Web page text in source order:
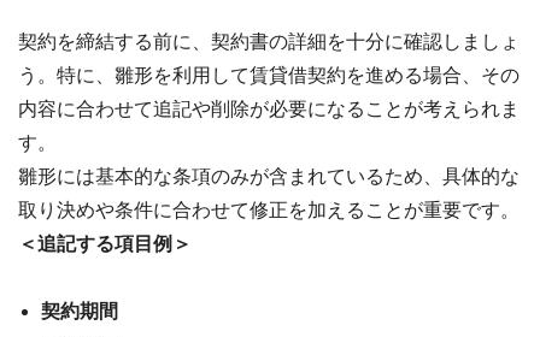
契約を締結する前に、契約書の詳細を十分に確認しましょ
う。特に、雛形を利用して賃貸借契約を進める場合、その
内容に合わせて追記や削除が必要になることが考えられま
す。
雛形には基本的な条項のみが含まれているため、具体的な
取り決めや条件に合わせて修正を加えることが重要です。
＜追記する項目例＞
契約期間